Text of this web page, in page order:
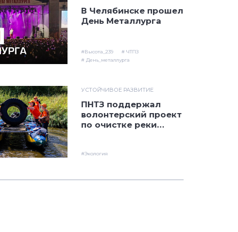
В Челябинске прошел
День Металлурга
#Высота_239
# ЧТПЗ
# День_металлурга
УСТОЙЧИВОЕ РАЗВИТИЕ
ПНТЗ поддержал
волонтерский проект
по очистке реки
#Экология